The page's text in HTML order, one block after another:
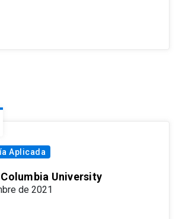
Aplicada
University
de 2021